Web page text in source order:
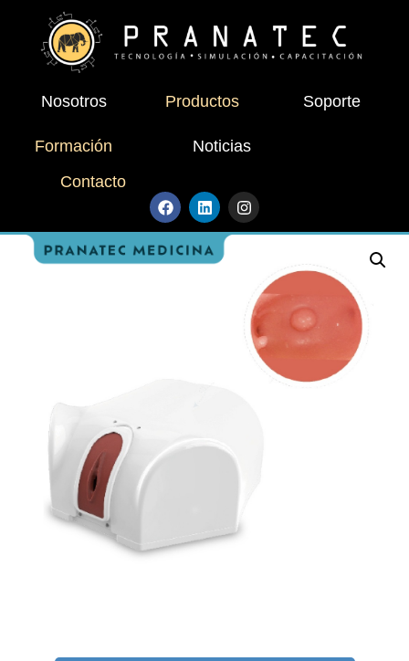
Nosotros Productos Soporte
Formación
Noticias
Contacto